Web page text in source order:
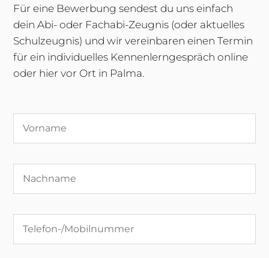
Für eine Bewerbung sendest du uns einfach
dein Abi- oder Fachabi-Zeugnis (oder aktuelles
Schulzeugnis) und wir vereinbaren einen Termin
für ein individuelles Kennenlerngespräch online
oder hier vor Ort in Palma.
lasse
dieses
leer.